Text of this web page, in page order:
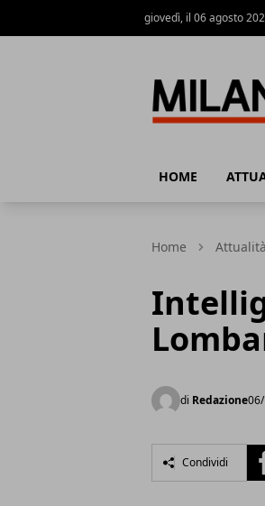
giovedì, il 06 agosto
HOME
Home Attualità
di Redazione
Condividi